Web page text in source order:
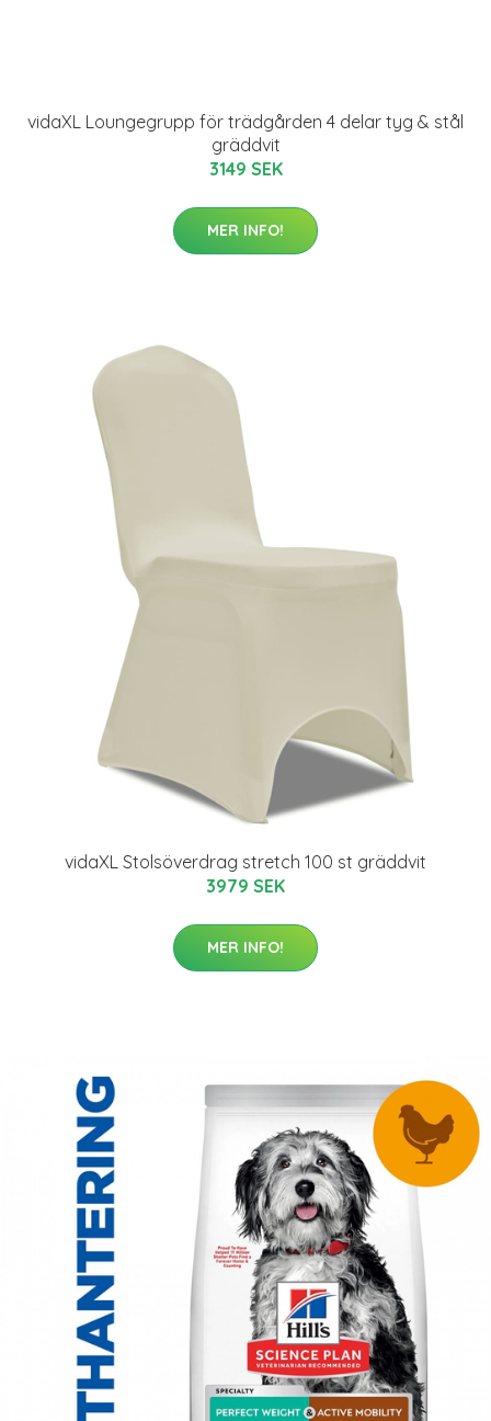
vidaXL Loungegrupp för trädgården 4 delar tyg & stål
gräddvit
3149 SEK
MER INFO!
vidaXL Stolsöverdrag stretch 100 st gräddvit
3979 SEK
MER INFO!